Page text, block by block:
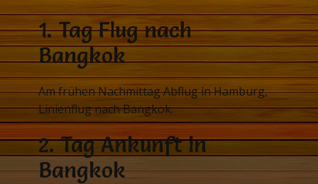
1. Tag Flug nach
Bangkok
Am frühen Nachmittag Abflug in Hamburg,
Linienflug nach Bangkok.
2. Tag Ankunft in
Bangkok